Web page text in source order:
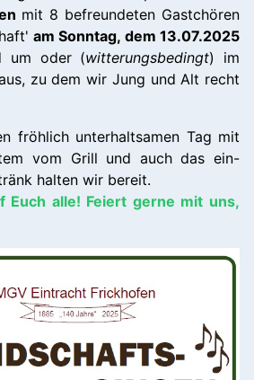
mit 8 befreundeten Gastchören
am Sonntag, dem 13.07.2025
um oder (witterungsbedingt) im
zu dem wir Jung und Alt recht
fröhlich unterhaltsamen Tag mit
vom Grill und auch das ein-
halten wir bereit.
Euch alle! Feiert gerne mit uns,